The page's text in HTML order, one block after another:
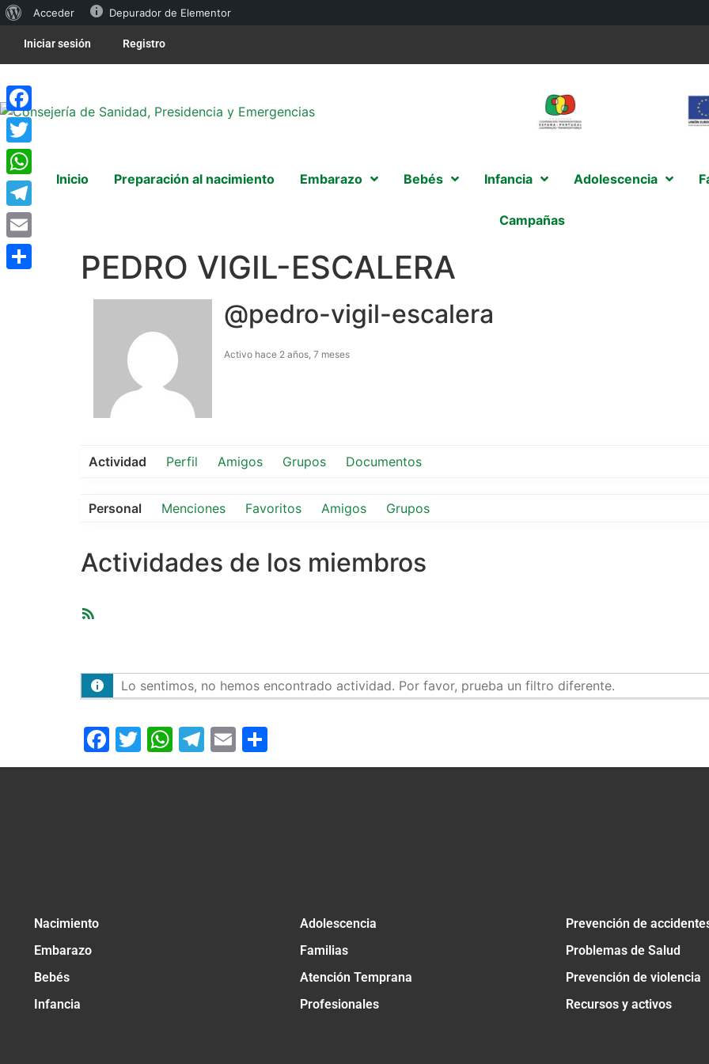
Acceder Depurador de Elementor
Iniciar sesión Registro
Inicio Preparación al nacimiento Embarazo Bebés Infancia Adolescencia
Campañas
PEDRO VIGIL-ESCALERA
@pedro-vigil-escalera
Activo hace 2 años, 7 meses
Actividad Perfil Amigos Grupos Documentos
Personal Menciones Favoritos Amigos Grupos
Actividades de los miembros
Lo sentimos, no hemos encontrado actividad. Por favor, prueba un filtro diferente.
Facebook
Twitter
WhatsApp
Telegram
Email
Nacimiento
Embarazo
Bebés
Infancia
Adolescencia
Familias
Atención Temprana
Profesionales
Prevención de
Problemas de Salud
Prevención de violencia
Recursos y activos
Facebook
Twitter
WhatsApp
Telegram
Email